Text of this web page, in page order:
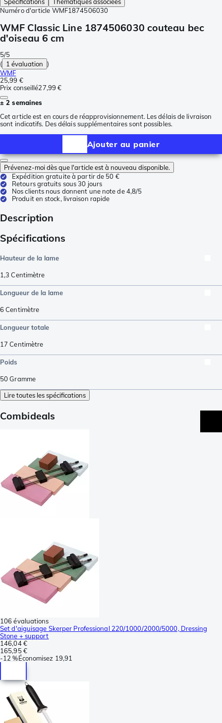
Numéro d'article WMF1874506030
WMF Classic Line 1874506030 couteau bec
d'oiseau 6 cm
5/5
( 1 évaluation )
WMF
25,99 €
Prix conseillé27,99 €
± 2 semaines
Cet article est en cours de réapprovisionnement. Les délais de livraison
sont indicatifs. Des délais supplémentaires sont possibles.
Ajouter au panier
Prévenez-moi dès que l'article est à nouveau disponible.
Expédition gratuite à partir de 50 €
Retours gratuits sous 30 jours
Nos clients nous donnent une note de 4,8/5
Produit en stock, livraison rapide
Description
Spécifications
Hauteur de la lame
1,3 Centimètre
Longueur de la lame
6Centimètre
Longueur totale
17 Centimètre
Poids
50Gramme
Lire toutes les spécifications
Combideals
106 évaluations
Set d'aiguisage Skerper Professional 220/1000/2000/5000, Dressing
Stone + support
146,04 €
165,95 €
-12 %Économisez 19,91